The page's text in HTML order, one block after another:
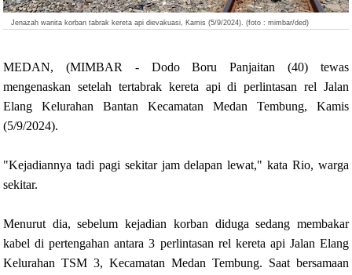
Jenazah wanita korban tabrak kereta api dievakuasi, Kamis (5/9/2024). (foto : mimbar/ded)
MEDAN, (MIMBAR - Dodo Boru Panjaitan (40) tewas
mengenaskan setelah tertabrak kereta api di perlintasan rel Jalan
Elang Kelurahan Bantan Kecamatan Medan Tembung, Kamis
(5/9/2024).
"Kejadiannya tadi pagi sekitar jam delapan lewat," kata Rio, warga
sekitar.
Menurut dia, sebelum kejadian korban diduga sedang membakar
kabel di pertengahan antara 3 perlintasan rel kereta api Jalan Elang
Kelurahan TSM 3, Kecamatan Medan Tembung. Saat bersamaan